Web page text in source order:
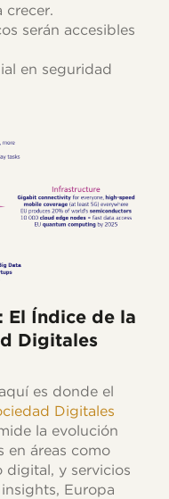
crecer.
serán accesibles
en seguridad
El Índice de la
Digitales
es donde el
Digitales
la evolución
en áreas como
digital, y servicios
Europa